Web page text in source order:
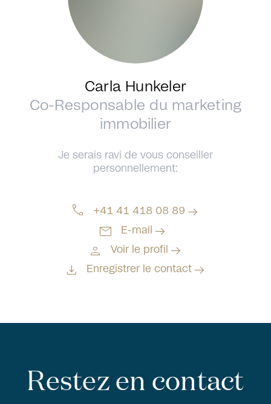
Carla Hunkeler
Co-Responsable du marketing
immobilier
Je serais ravi de vous conseiller
personnellement:
call +41 41 418 08 89 arrow_right_alt
mail
E-mail arrow_right_alt
person
Voir le profil arrow_right_alt
download
Enregistrer le contact arrow_right_alt
Restez en contact